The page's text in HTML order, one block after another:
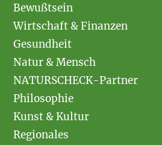
Bewußtsein
Wirtschaft & Finanzen
Gesundheit
Natur & Mensch
NATURSCHECK-Partner
Philosophie
Kunst & Kultur
Regionales